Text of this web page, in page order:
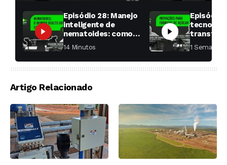
Episódio 28: Manejo
inteligente de
nematoides: como
aumentar a
produtividade das
soqueiras?
14 Minutos ⁮
Episódio
fábricas
1 Semana ⁮
Artigo Relacionado